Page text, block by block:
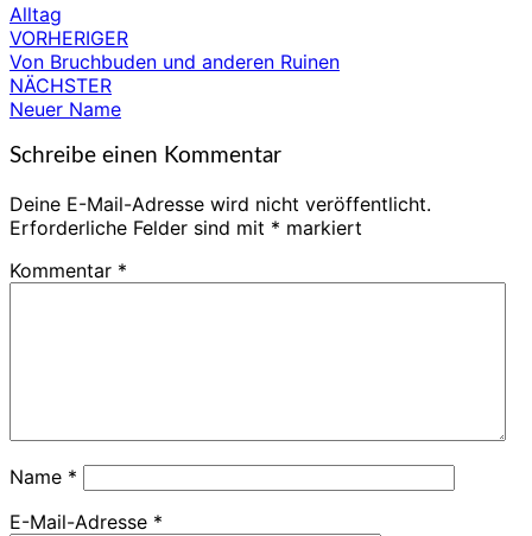
Alltag
Beitragsnavigation
VORHERIGER
Von Bruchbuden und anderen Ruinen
NÄCHSTER
Neuer Name
Schreibe einen Kommentar
Deine E-Mail-Adresse wird nicht veröffentlicht.
Erforderliche Felder sind mit * markiert
Kommentar *
Name *
E-Mail-Adresse *